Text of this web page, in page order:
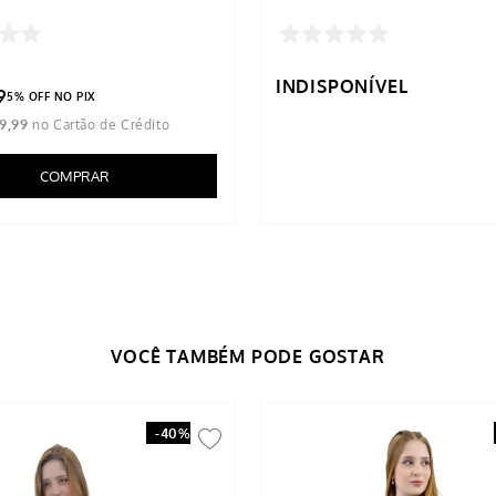
5% OFF NO PIX
,99
COMPRAR
INDISPONÍVEL
-40%